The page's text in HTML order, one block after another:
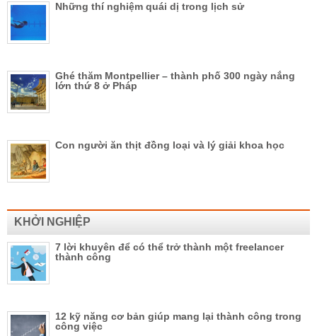
Những thí nghiệm quái dị trong lịch sử
Ghé thăm Montpellier – thành phố 300 ngày nắng
lớn thứ 8 ở Pháp
Con người ăn thịt đồng loại và lý giải khoa học
KHỞI NGHIỆP
7 lời khuyên để có thể trở thành một freelancer
thành công
12 kỹ năng cơ bản giúp mang lại thành công trong
công việc